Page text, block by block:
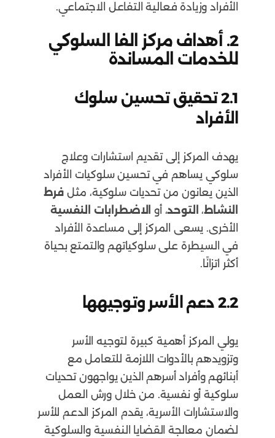
الأفراد وزيادة فعالية التفاعل الاجتماعي.
2. أهداف مركز الفا السلوكي
للخدمات المساندة
2.1تحقيق تحسين سلوك
الأفراد
يهدف المركز إلى تقديم استشارات وعلاج
سلوكي يساهم في تحسين سلوكيات الأفراد
الذين يعانون من تحديات سلوكية، مثلفرط
النشاط، التوحد، أو الاضطرابات النفسية
الأخرى. يسعى المركز إلى مساعدة الأفراد
في السيطرة على سلوكياتهم والتمتع بحياة
أكثر اتزانًا.
2.2 دعم الأسر وتوجيهها
يولي المركز أهمية كبيرة لتوجيه الأسر
وتزويدهم بالأدوات اللازمة للتعامل مع
أبنائهم وأفراد أسرهم الذين يواجهون تحديات
سلوكية أو نفسية. من خلال ورش العمل
والاستشارات الأسرية، يقدم المركز الدعم للأسر
لضمان معالجة القضايا النفسية والسلوكية